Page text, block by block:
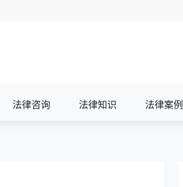
法律咨询 法律知识 法律案例